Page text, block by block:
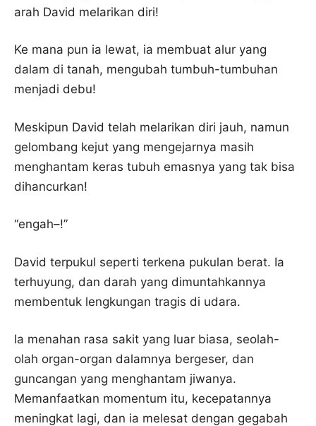
arah David melarikan diri!
Ke mana pun ia lewat, ia membuat alur yang
dalam di tanah, mengubah tumbuh-tumbuhan
menjadi debu!
Meskipun David telah melarikan diri jauh, namun
gelombang kejut yang mengejarnya masih
menghantam keras tubuh emasnya yang tak bisa
dihancurkan!
“engah–!”
David terpukul seperti terkena pukulan berat. Ia
terhuyung, dan darah yang dimuntahkannya
membentuk lengkungan tragis di udara.
Ia menahan rasa sakit yang luar biasa, seolah-
olah organ-organ dalamnya bergeser, dan
guncangan yang menghantam jiwanya.
Memanfaatkan momentum itu, kecepatannya
meningkat lagi, dan ia melesat dengan gegabah